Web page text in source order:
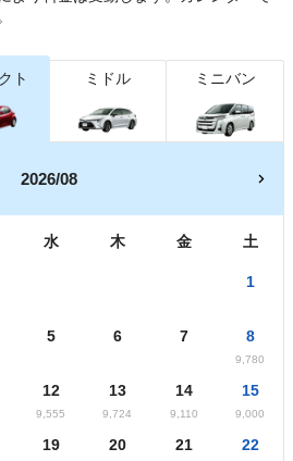
ト ミドル ミニバン
2026/08
水 木 金 土
1
5 6 7 8
9,780
12
9,555
13
9,724
14
9,110
15
9,000
19 20 21 22